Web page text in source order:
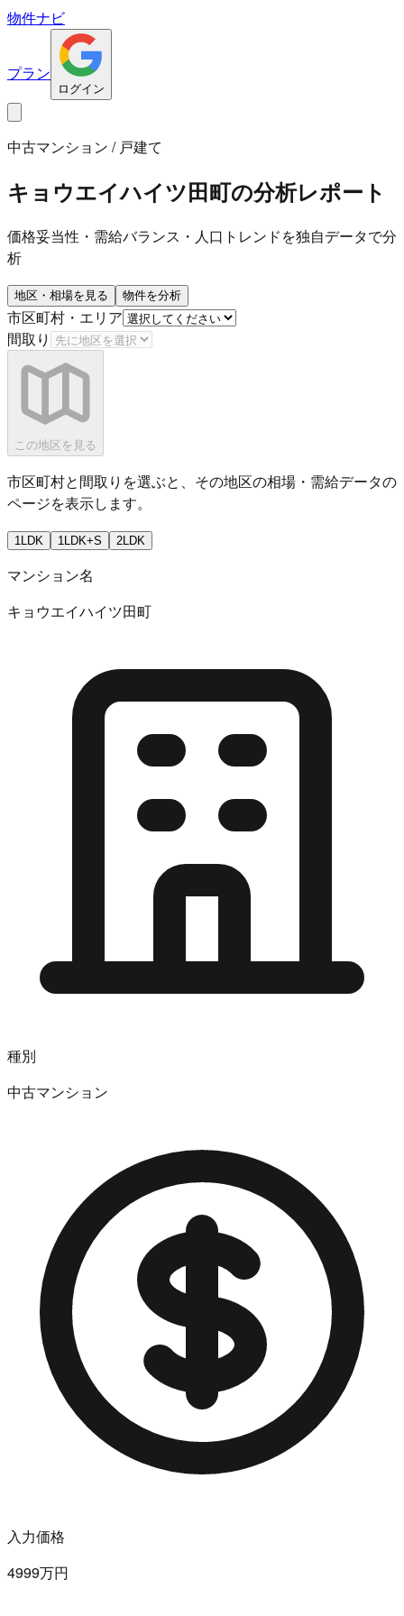
物件ナビ
プラン
ログイン
中古マンション / 戸建て
キョウエイハイツ田町の分析レポート
価格妥当性・需給バランス・人口トレンドを独自データで分
析
地区・相場を見る 物件を分析
市区町村・エリア
間取り
この地区を見る
市区町村と間取りを選ぶと、その地区の相場・需給データの
ページを表示します。
1LDK 1LDK+S 2LDK
マンション名
キョウエイハイツ田町
種別
中古マンション
入力価格
4999万円